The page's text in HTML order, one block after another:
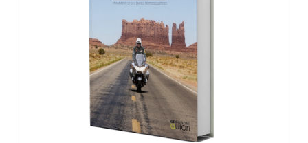
AGGIUNGI AL CARRELLO /